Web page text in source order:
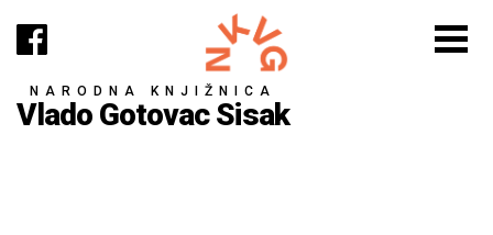
NARODNA KNJIŽNICA
Vlado Gotovac Sisak